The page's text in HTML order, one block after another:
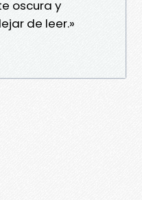
oscura y
de leer.»